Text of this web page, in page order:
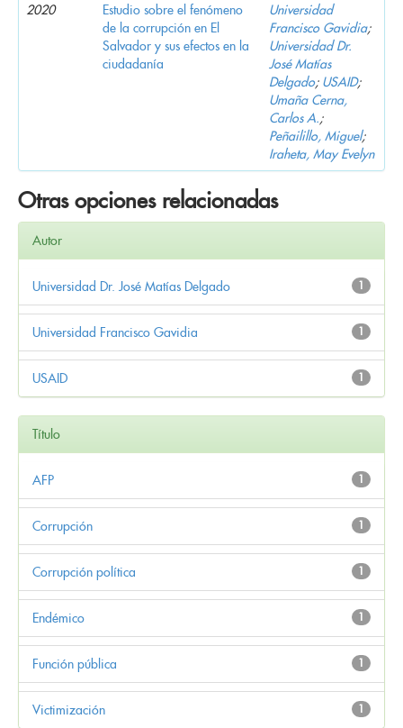
2020
Estudio sobre el fenómeno
de la corrupción en El
Salvador y sus efectos en la
ciudadanía
Universidad
Francisco Gavidia;
Universidad Dr.
José Matías
Delgado; USAID;
Umaña Cerna,
Carlos A.;
Peñailillo, Miguel;
Iraheta, May Evelyn
Otras opciones relacionadas
Autor
1
Universidad Dr. José Matías Delgado
1
Universidad Francisco Gavidia
1
USAID
Título
1
AFP
1
Corrupción
1
Corrupción política
1
Endémico
1
Función pública
1
Victimización